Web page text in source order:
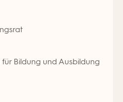
Bildung und Ausbildung